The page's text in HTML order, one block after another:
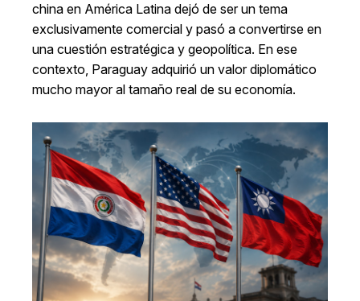
china en América Latina dejó de ser un tema
exclusivamente comercial y pasó a convertirse en
una cuestión estratégica y geopolítica. En ese
contexto, Paraguay adquirió un valor diplomático
mucho mayor al tamaño real de su economía.